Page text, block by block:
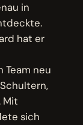
in
hat er
Team neu
Mit
sich